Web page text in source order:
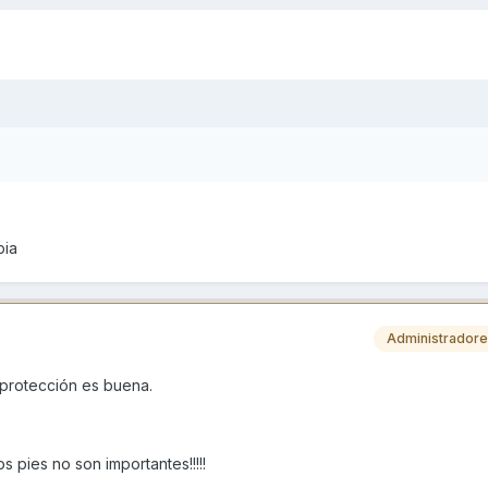
es buena.
pies no son importantes!!!!!